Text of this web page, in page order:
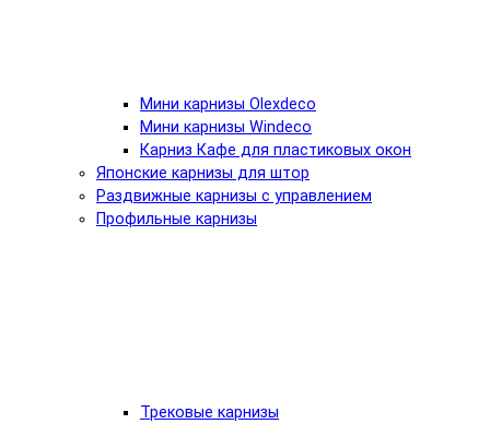
Мини карнизы Olexdeco
Мини карнизы Windeco
Карниз Кафе для пластиковых окон
Японские карнизы для штор
Раздвижные карнизы с управлением
Профильные карнизы
Трековые карнизы